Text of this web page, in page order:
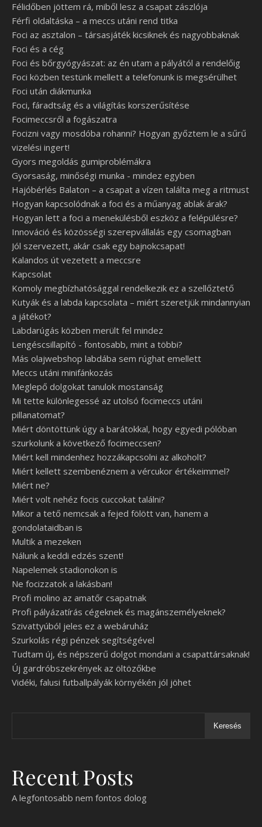
Félidőben jöttem rá, miből lesz a csapat zászlója
Férfi oldaltáska – a meccs utáni rend titka
Foci az asztalon – társasjáték kicsiknek és nagyobbaknak
Foci és a cég
Foci és bőrgyógyászat: az én utam a pályától a rendelőig
Foci közben testünk mellett a telefonunk is megsérülhet
Foci után diákmunka
Foci, fáradtság és a világítás korszerűsítése
Focimeccsről a fogászatra
Focizni vagy mosdóba rohanni? Hogyan győztem le a sűrű
vizelési ingert!
Gyors megoldás gumiproblémákra
Gyorsaság, minőségi munka - mindez egyben
Hajóbérlés Balaton – a csapat a vízen találta meg a ritmust
Hogyan kapcsolódnak a foci és a műanyag ablak árak?
Hogyan lett a foci a menekülésből eszköz a felépülésre?
Innováció és közösségi szerepvállalás egy csomagban
Jól szervezett, akár csak egy bajnokcsapat!
Kalandos út vezetett a meccsre
Kapcsolat
Komoly megbízhatósággal rendelkezik ez a szellőztető
Kutyák és a labda kapcsolata – miért szeretjük mindannyian
a játékot?
Labdarúgás közben merült fel mindez
Lengéscsillapító - fontosabb, mint a többi?
Más olajwebshop labdába sem rúghat emellett
Meccs utáni minifánkozás
Meglepő dolgokat tanulok mostanság
Mi tette különlegessé az utolsó focimeccs utáni
pillanatomat?
Miért döntöttünk úgy a barátokkal, hogy egyedi pólóban
szurkolunk a következő focimeccsen?
Miért kell mindenhez hozzákapcsolni az alkoholt?
Miért kellett szembenéznem a vércukor értékeimmel?
Miért ne?
Miért volt nehéz focis cuccokat találni?
Mikor a tető nemcsak a fejed fölött van, hanem a
gondolataidban is
Multik a mezeken
Nálunk a keddi edzés szent!
Napelemek stadionokon is
Ne focizzatok a lakásban!
Profi molino az amatőr csapatnak
Profi pályázatírás cégeknek és magánszemélyeknek?
Szivattyúból jeles ez a webáruház
Szurkolás régi pénzek segítségével
Tudtam új, és népszerű dolgot mondani a csapattársaknak!
Új gardróbszekrények az öltözőkbe
Vidéki, falusi futballpályák környékén jól jöhet
Keresés
Recent Posts
A legfontosabb nem fontos dolog